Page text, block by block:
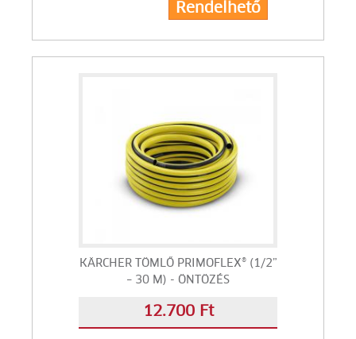
Rendelhető
KÄRCHER TÖMLŐ PRIMOFLEX® (1/2”
– 30 M) - ÖNTÖZÉS
12.700 Ft